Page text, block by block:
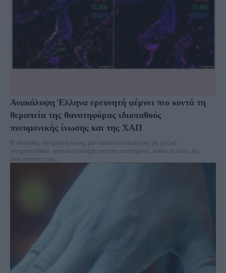
Ανακάλυψη Έλληνα ερευνητή φέρνει πιο κοντά τη
θεραπεία της θανατηφόρας ιδιοπαθούς
πνευμονικής ίνωσης και της ΧΑΠ
Η ιδιοπαθής πνευμονική ίνωση, μια σπάνια και απειλητική για τη ζωή
πνευμονοπάθεια, αποτελεί μυστήριο για τους επιστήμονες, καθώς οι αιτίες της
είναι άγνωστες και...